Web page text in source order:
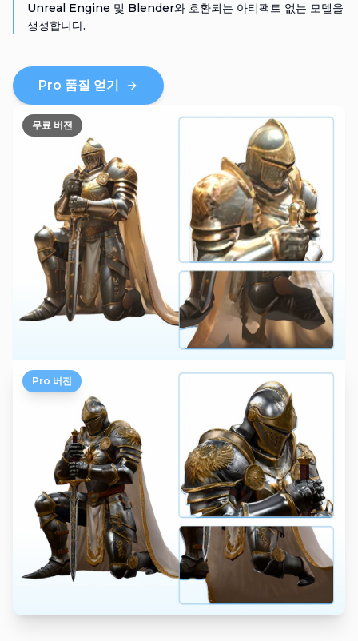
Unreal Engine 및 Blender와 호환되는 아티팩트 없는 모델을
생성합니다.
Pro 품질 얻기
무료 버전
Pro 버전